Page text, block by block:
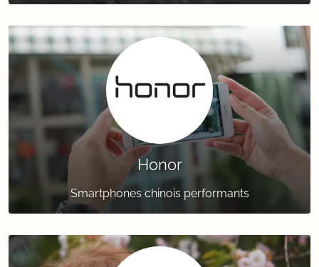
Honor
Smartphones chinois performants